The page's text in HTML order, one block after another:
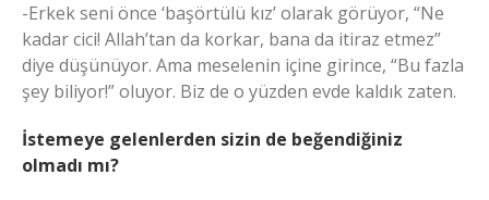
-Erkek seni önce ‘başörtülü kız’ olarak görüyor, “Ne
kadar cici! Allah’tan da korkar, bana da itiraz etmez”
diye düşünüyor. Ama meselenin içine girince, “Bu fazla
şey biliyor!” oluyor. Biz de o yüzden evde kaldık zaten.
İstemeye gelenlerden sizin de beğendiğiniz
olmadı mı?